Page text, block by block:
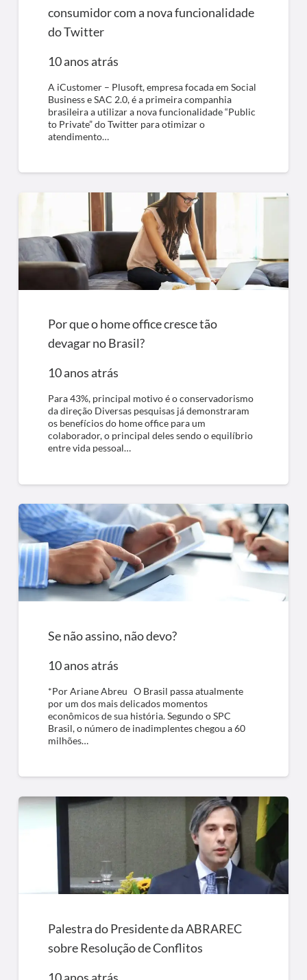
consumidor com a nova funcionalidade
do Twitter
10 anos atrás
A iCustomer – Plusoft, empresa focada em Social
Business e SAC 2.0, é a primeira companhia
brasileira a utilizar a nova funcionalidade “Public
to Private” do Twitter para otimizar o
atendimento…
Por que o home office cresce tão
devagar no Brasil?
10 anos atrás
Para 43%, principal motivo é o conservadorismo
da direção Diversas pesquisas já demonstraram
os benefícios do home office para um
colaborador, o principal deles sendo o equilíbrio
entre vida pessoal…
Se não assino, não devo?
10 anos atrás
*Por Ariane Abreu O Brasil passa atualmente
por um dos mais delicados momentos
econômicos de sua história. Segundo o SPC
Brasil, o número de inadimplentes chegou a 60
milhões…
Palestra do Presidente da ABRAREC
sobre Resolução de Conflitos
10 anos atrás